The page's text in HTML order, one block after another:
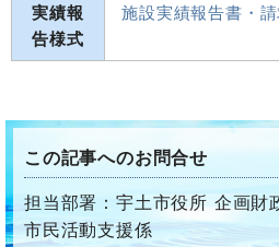
実績報
告様式
施設実績報告書・
この記事へのお問合せ
担当部署：宇土市役所 企画財
市民活動支援係